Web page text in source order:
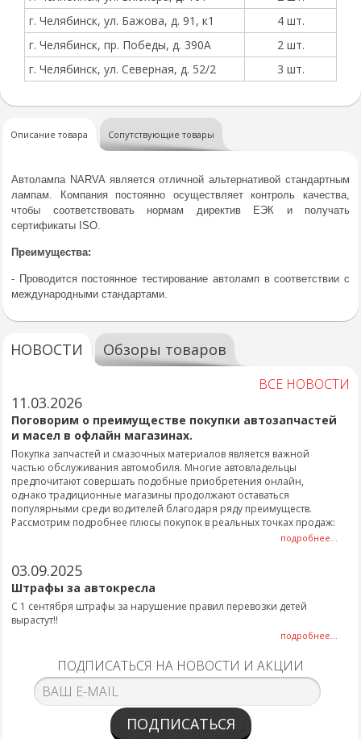
г. Челябинск, ул. Бажова, д. 91, к1
4 шт.
г. Челябинск, пр. Победы, д. 390А
2 шт.
г. Челябинск, ул. Северная, д. 52/2
3 шт.
Описание товара Сопутствующие товары
Автолампа NARVA является отличной альтернативой стандартным
лампам. Компания постоянно осуществляет контроль качества,
чтобы соответствовать нормам директив ЕЭК и получать
сертификаты ISO.
Преимущества:
- Проводится постоянное тестирование автоламп в соответствии с
международными стандартами.
НОВОСТИ Обзоры товаров
ВСЕ НОВОСТИ
11.03.2026
Поговорим о преимуществе покупки автозапчастей
и масел в офлайн магазинах.
Покупка запчастей и смазочных материалов является важной
частью обслуживания автомобиля. Многие автовладельцы
предпочитают совершать подобные приобретения онлайн,
однако традиционные магазины продолжают оставаться
популярными среди водителей благодаря ряду преимуществ.
Рассмотрим подробнее плюсы покупок в реальных точках продаж:
подробнее...
03.09.2025
Штрафы за автокресла
С 1 сентября штрафы за нарушение правил перевозки детей
вырастут!!
подробнее...
ПОДПИСАТЬСЯ НА НОВОСТИ И АКЦИИ
ПОДПИСАТЬСЯ